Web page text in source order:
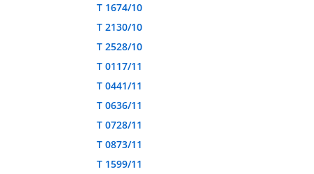
T 1674/10
T 2130/10
T 2528/10
T 0117/11
T 0441/11
T 0636/11
T 0728/11
T 0873/11
T 1599/11